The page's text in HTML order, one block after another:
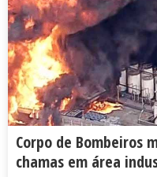
Corpo de Bombeiros
chamas em área